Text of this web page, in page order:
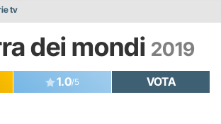
tv
dei mondi 2019
1.0/5 VOTA